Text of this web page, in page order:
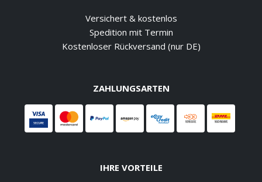
Versichert & kostenlos
Spedition mit Termin
Kostenloser Rückversand (nur DE)
ZAHLUNGSARTEN
IHRE VORTEILE